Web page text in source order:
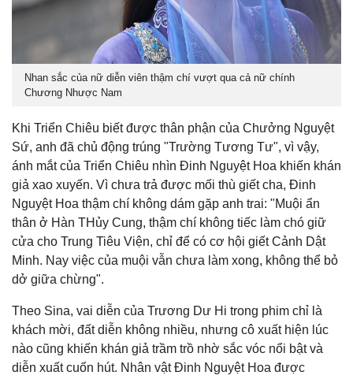
Nhan sắc của nữ diễn viên thậm chí vượt qua cả nữ chính
Chương Nhược Nam
Khi Triển Chiêu biết được thân phận của Chưởng Nguyệt
Sứ, anh đã chủ động trúng "Trường Tương Tư", vì vậy,
ánh mắt của Triển Chiêu nhìn Đinh Nguyệt Hoa khiến khán
giả xao xuyến. Vì chưa trả được mối thù giết cha, Đinh
Nguyệt Hoa thậm chí không dám gặp anh trai: "Muội ẩn
thân ở Hàn THủy Cung, thậm chí không tiếc làm chó giữ
cửa cho Trung Tiêu Viện, chỉ để có cơ hội giết Cảnh Dật
Minh. Nay việc của muội vẫn chưa làm xong, không thể bỏ
dở giữa chừng".
Theo Sina, vai diễn của Trương Dư Hi trong phim chỉ là
khách mời, đất diễn không nhiều, nhưng cô xuất hiện lúc
nào cũng khiến khán giả trầm trồ nhờ sắc vóc nổi bật và
diễn xuất cuốn hút. Nhân vật Đinh Nguyệt Hoa được